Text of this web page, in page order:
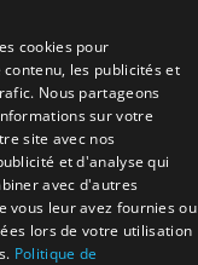
prawa zastrzeżone
cookies pour
les publicités et
Nous partageons
sur votre
site avec nos
et d'analyse qui
avec d'autres
vous leur avez fournies ou
lors de votre utilisation
Politique de